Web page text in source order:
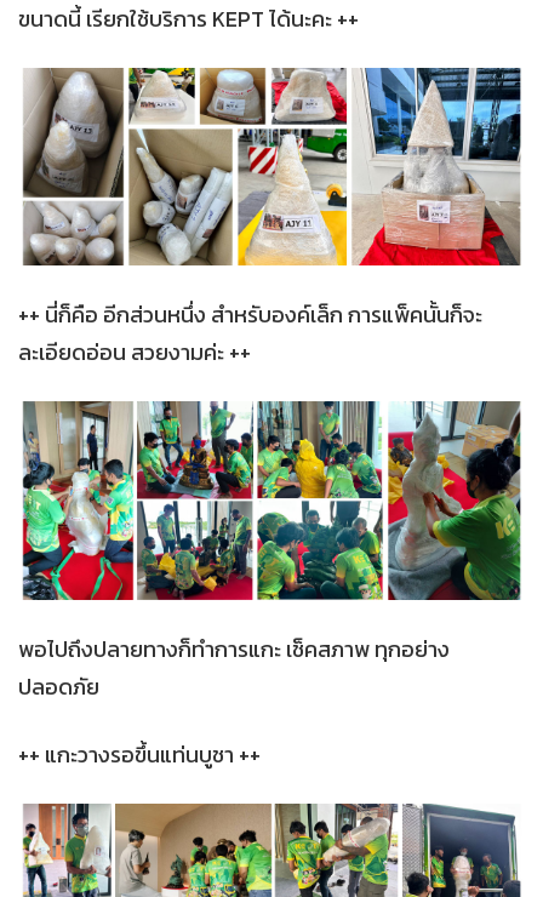
ขนาดนี้ เรียกใช้บริการ KEPT ได้นะคะ ++
++ นี่ก็คือ อีกส่วนหนึ่ง สำหรับองค์เล็ก การแพ็คนั้นก็จะ
ละเอียดอ่อน สวยงามค่ะ ++
พอไปถึงปลายทางก็ทำการแกะ เช็คสภาพ ทุกอย่าง
ปลอดภัย
++ แกะวางรอขึ้นแท่นบูชา ++